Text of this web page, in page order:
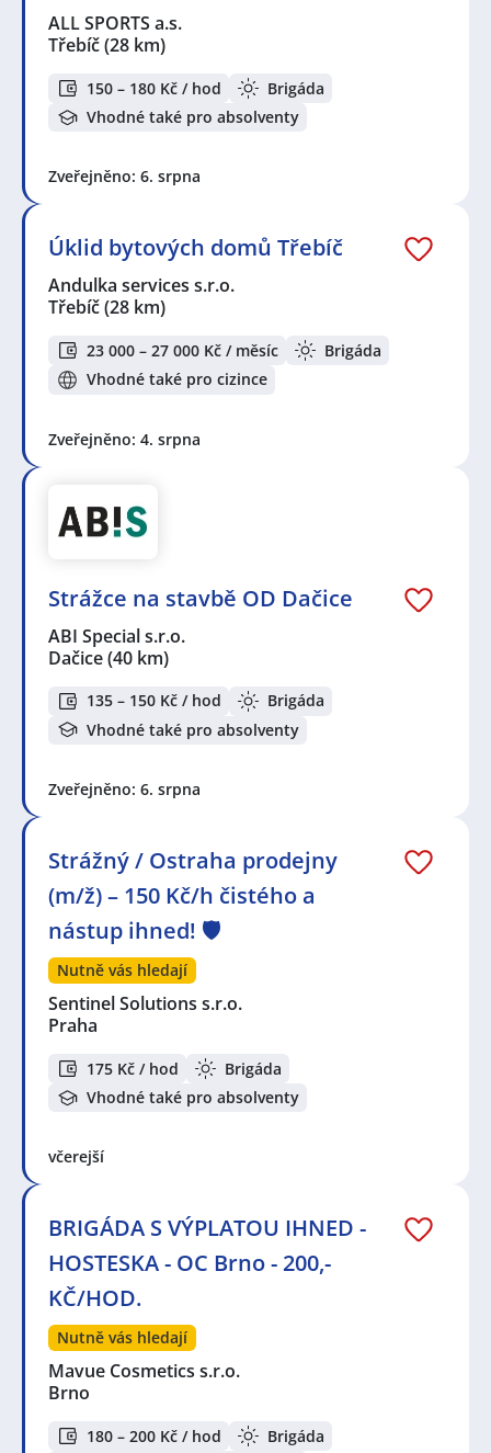
ALL SPORTS a.s.
Třebíč(28 km)
150 – 180 Kč / hod
Brigáda
Vhodné také pro absolventy
Zveřejněno: 6. srpna
Úklid bytových domů Třebíč
Andulka services s.r.o.
Třebíč(28 km)
23 000 – 27 000 Kč / měsíc
Brigáda
Vhodné také pro cizince
Zveřejněno: 4. srpna
Strážce na stavbě OD Dačice
ABI Special s.r.o.
Dačice(40 km)
135 – 150 Kč / hod
Brigáda
Vhodné také pro absolventy
Zveřejněno: 6. srpna
Strážný / Ostraha prodejny
(m/ž) – 150 Kč/h čistého a
nástup ihned! 🛡️
Nutně vás hledají
Sentinel Solutions s.r.o.
Praha
175 Kč / hod
Brigáda
Vhodné také pro absolventy
včerejší
BRIGÁDA S VÝPLATOU IHNED -
HOSTESKA - OC Brno - 200,-
KČ/HOD.
Nutně vás hledají
Mavue Cosmetics s.r.o.
Brno
180 – 200 Kč / hod
Brigáda